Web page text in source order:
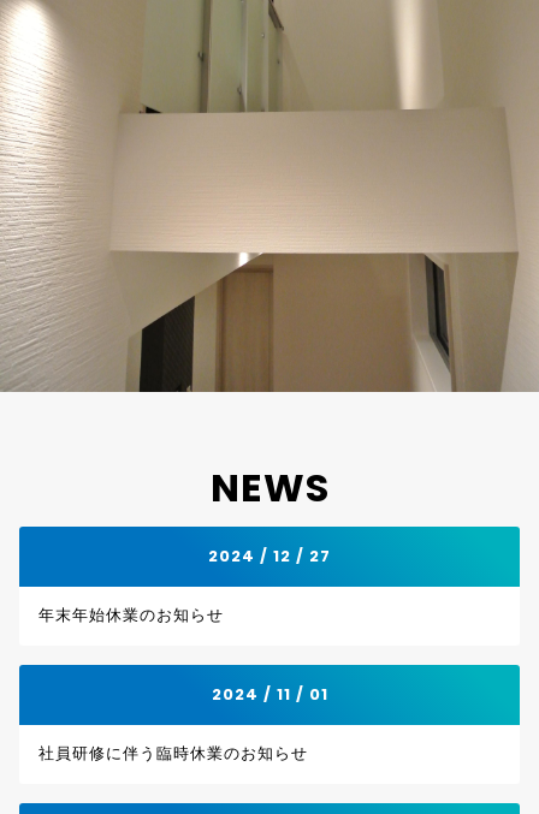
NEWS
2024 / 12 / 27
年末年始休業のお知らせ
2024 / 11 / 01
社員研修に伴う臨時休業のお知らせ